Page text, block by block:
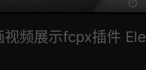
视频展示fcpx插件 Ele